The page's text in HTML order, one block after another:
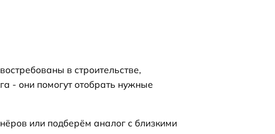
в строительстве,
- они помогут отобрать нужные
или подберём аналог с близкими